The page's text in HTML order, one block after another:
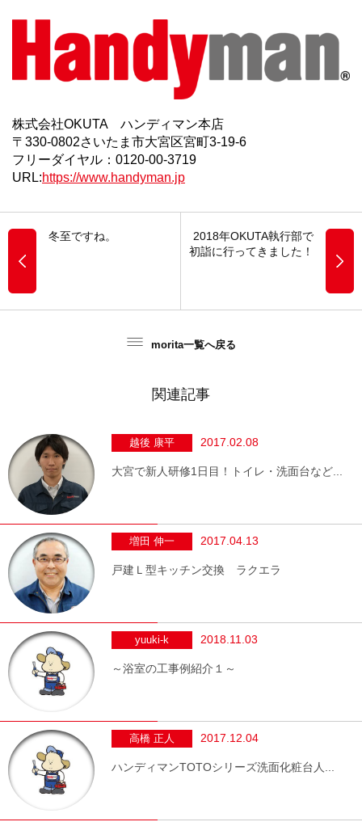
株式会社OKUTA ハンディマン本店
〒330-0802さいたま市大宮区宮町3-19-6
フリーダイヤル：0120-00-3719
URL:https://www.handyman.jp
冬至ですね。
2018年OKUTA執行部で
初詣に行ってきました！
morita一覧へ戻る
関連記事
越後 康平 2017.02.08
大宮で新人研修1日目！トイレ・洗面台など...
増田 伸一 2017.04.13
戸建Ｌ型キッチン交換 ラクエラ
yuuki-k 2018.11.03
～浴室の工事例紹介１～
高橋 正人 2017.12.04
ハンディマンTOTOシリーズ洗面化粧台人...